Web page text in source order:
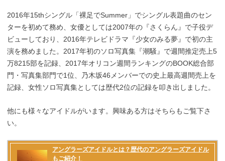
2016年15thシングル「裸足でSummer」でシングル表題曲のセン
ターを初めて務め、女優としては2007年の『さくらん』で子役デ
ビューしており、2016年テレビドラマ『少女のみる夢』で初の主
演を務めました。2017年初のソロ写真集『潮騒』で週間推定売上5
万8215部を記録、2017年オリコン週間ランキングのBOOK総合部
門・写真集部門で1位、乃木坂46メンバーでの史上最高週間売上を
記録、女性ソロ写真集としては歴代2位の記録を叩き出しました。
他にも様々なアイドルがいます。興味ある方はそちらもご覧下さ
い。